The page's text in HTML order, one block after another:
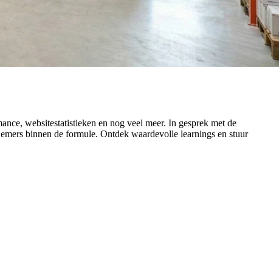
websitestatistieken en nog veel meer. In gesprek met de
binnen de formule. Ontdek waardevolle learnings en stuur